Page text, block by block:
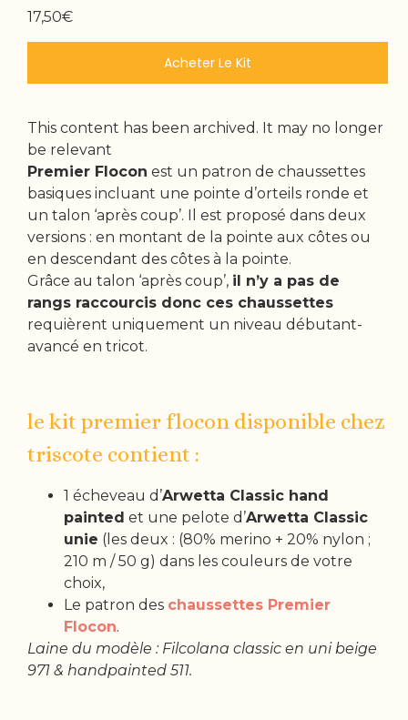
17,50€
Acheter Le Kit
This content has been archived. It may no longer
be relevant
Premier Flocon est un patron de chaussettes
basiques incluant une pointe d’orteils ronde et
un talon ‘après coup’. Il est proposé dans deux
versions : en montant de la pointe aux côtes ou
en descendant des côtes à la pointe.
Grâce au talon ‘après coup’, il n’y a pas de
rangs raccourcis donc ces chaussettes
requièrent uniquement un niveau débutant-
avancé en tricot.
le kit premier flocon disponible chez
triscote contient :
1 écheveau d’Arwetta Classic hand
painted et une pelote d’Arwetta Classic
unie (les deux : (80% merino + 20% nylon ;
210 m / 50 g) dans les couleurs de votre
choix,
Le patron des chaussettes Premier
Flocon.
Laine du modèle : Filcolana classic en uni beige
971 & handpainted 511.